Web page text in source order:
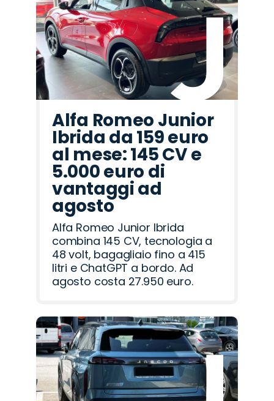
Alfa Romeo Junior
Ibrida da 159 euro
al mese: 145 CV e
5.000 euro di
vantaggi ad
agosto
Alfa Romeo Junior Ibrida
combina 145 CV, tecnologia a
48 volt, bagagliaio fino a 415
litri e ChatGPT a bordo. Ad
agosto costa 27.950 euro.